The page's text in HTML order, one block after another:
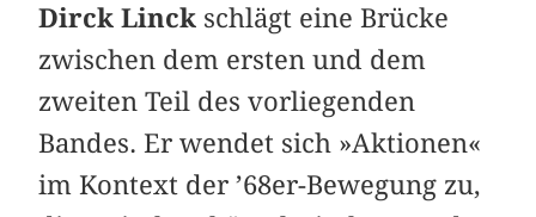
Dirck Linck schlägt eine Brücke
zwischen dem ersten und dem
zweiten Teil des vorliegenden
Bandes. Er wendet sich »Aktionen«
im Kontext der ’68er-Bewegung zu,